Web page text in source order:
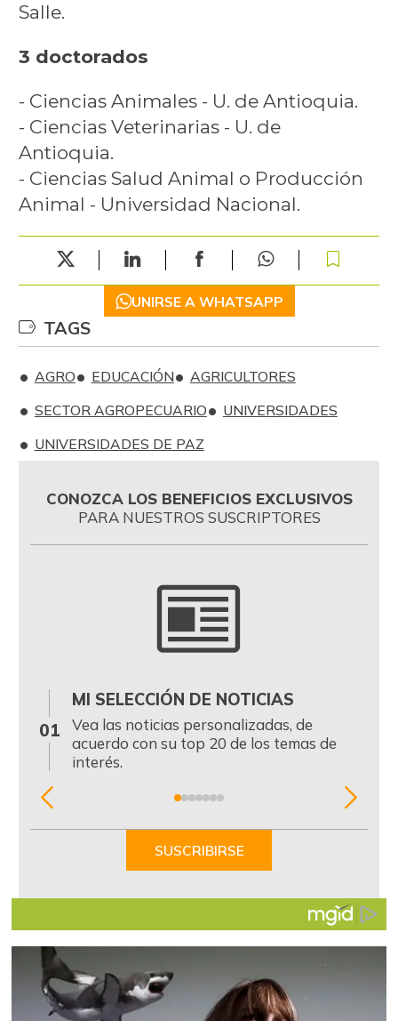
Salle.
3 doctorados
- Ciencias Animales - U. de Antioquia.
- Ciencias Veterinarias - U. de
Antioquia.
- Ciencias Salud Animal o Producción
Animal - Universidad Nacional.
UNIRSE A WHATSAPP
TAGS
AGRO EDUCACIÓN
AGRICULTORES
SECTOR AGROPECUARIO
UNIVERSIDADES
UNIVERSIDADES DE PAZ
CONOZCA LOS BENEFICIOS EXCLUSIVOS
PARA NUESTROS SUSCRIPTORES
01
MI SELECCIÓN DE NOTICIAS
Vea las noticias personalizadas, de
acuerdo con su top 20 de los temas de
interés.
Item
SUSCRIBIRSE